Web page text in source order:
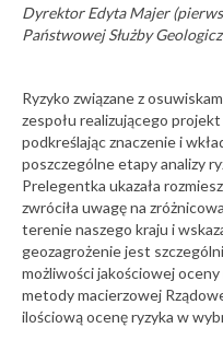
Warsztatach
Pracy Projektanta
13-07-2026
FRINGE 2026 w
Krakowie –
globalne
spotkanie
społeczności
InSAR z udziałem
Centrum
Geozagrożeń
PIG-PIB
13-07-2026
2026 Imprezy
19
kwiecień
2026
okazji Dnia
Ziemi
Imprezy
popularnonaukowe
22
marzec
2026
Międzynarodowy
Dyrektor Edyta Majer
Państwowej Służby
Ryzyko związane z
zespołu realizującego
podkreślając znaczenie i
poszczególne etapy analizy
Prelegentka ukazała
zwróciła uwagę na
terenie naszego kraju i
geozagrożenie jest
możliwości jakościowej
metody macierzowej
ilościową ocenę ryzyka w